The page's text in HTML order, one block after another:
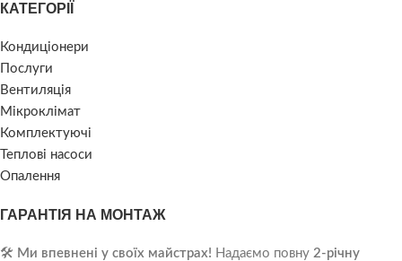
КАТЕГОРІЇ
Кондиціонери
Послуги
Вентиляція
Мікроклімат
Комплектуючі
Теплові насоси
Опалення
ГАРАНТІЯ НА МОНТАЖ
🛠️ Ми впевнені у своїх майстрах! Надаємо повну 2-річну